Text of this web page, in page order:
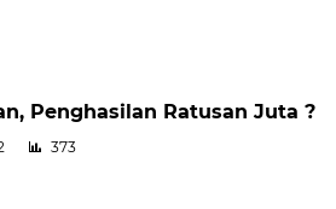
Penghasilan Ratusan Juta ?
373